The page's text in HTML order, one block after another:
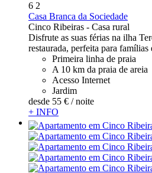
6 2
Casa Branca da Sociedade
Cinco Ribeiras - Casa rural
Disfrute as suas férias na ilha
restaurada, perfeita para famílias
Primeira linha de praia
A 10 km da praia de areia
Acesso Internet
Jardim
desde 55 € / noite
+ INFO